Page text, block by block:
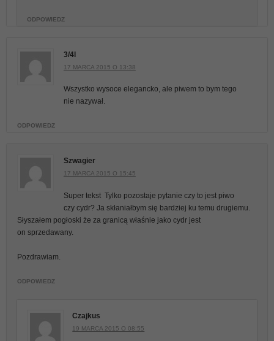
ODPOWIEDZ
3/4l
17 MARCA 2015 O 13:38
Wszystko wysoce elegancko, ale piwem to bym tego
nie nazywał.
ODPOWIEDZ
Szwagier
17 MARCA 2015 O 15:45
Super tekst Tylko pozostaje pytanie czy to jest piwo
czy cydr? Ja skłaniałbym się bardziej ku temu drugiemu.
Słyszałem pogłoski że za granicą właśnie jako cydr jest
on sprzedawany.
Pozdrawiam.
ODPOWIEDZ
Czajkus
19 MARCA 2015 O 08:55